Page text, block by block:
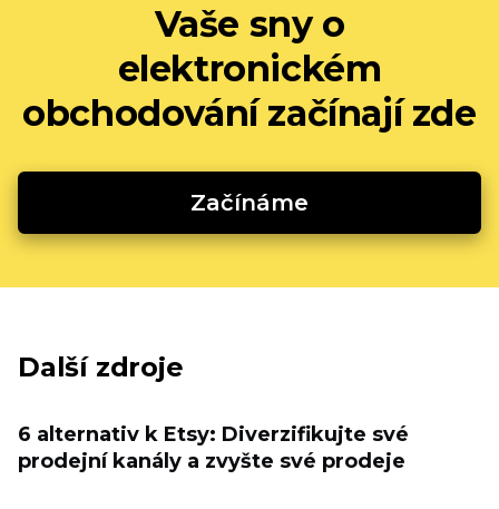
Vaše sny o
elektronickém
obchodování začínají zde
Začínáme
Další zdroje
6 alternativ k Etsy: Diverzifikujte své
prodejní kanály a zvyšte své prodeje